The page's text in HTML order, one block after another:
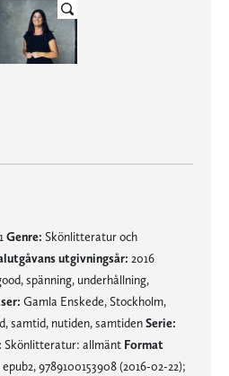
Genre: Skönlitteratur och
utgivningsår: 2016
spänning, underhållning,
Gamla Enskede, Stockholm,
samtid, nutiden, samtidenSerie:
Skönlitteratur: allmänt Format
9789100153908 (2016-02-22);